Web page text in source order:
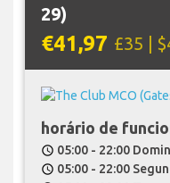
29)
€41,97 £35 |
horário de
schedule 05:00 - 22:00
schedule 05:00 - 22:00